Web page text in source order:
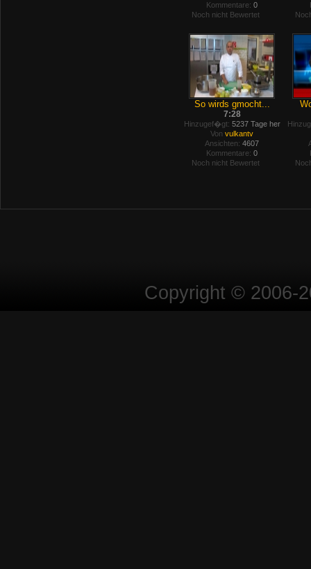
Kommentare: 0
Noch nicht Bewertet
So wirds gmocht...
7:28
Hinzugef�gt: 5237 Tage her
Von vulkantv
Ansichten: 4607
Kommentare: 0
Noch nicht Bewertet
Copyright © 2006-